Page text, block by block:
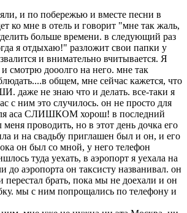
и по побережью и вместе песни в
ко мне в отель и говорит "мне так жаль,
больше времени. в следующий раз
я отдыхаю!" разложит свои папки у
и внимательно вчитывается. Я
смотрю дооолго на него. мне так
общем, мне сейчас кажется, что
даже не знаю что и делать. все-таки я
с ним это случилось. он не просто для
аса СЛИШКОМ хорош! в последний
проводить, но в этот день дочка его
и на свадьбу приглашен был и он, и его
он был со мной, у него телефон
туда уехать, в аэропорт я уехала на
до аэропорта он таксисту названивал. он
перестал брать, пока мы не доехали и он
мы с ним попрощались по телефону и